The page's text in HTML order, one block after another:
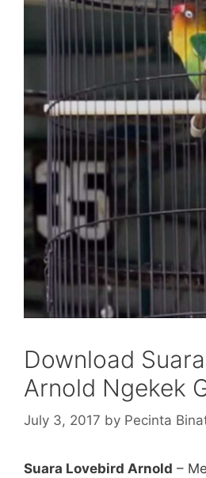
Download
Arnold Ngekek
July 3, 2017 by Pecinta
Suara Lovebird Arnold –